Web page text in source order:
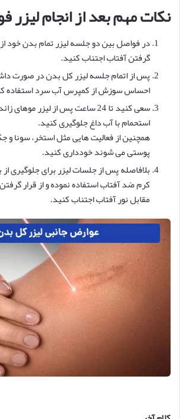
نکات مهم بعد از انجام لیزر
در فواصل بین دو جلسه لیزر تمام بدن خود
گرفتن آفتاب اجتناب کنید.
پس از اتمام جلسه لیزر کل بدن در صورت
احساس سوزش از کمپرس آب سرد استفاده
سعی کنید تا 24 ساعت پس از لیزر
استحمام با آب داغ جلوگیری کنید.
همچنین از فعالیت هایی مثل استخر، سونا
پوستی می شوند خودداری کنید.
بلافاصله پس از جلسات لیزر برای جلوگیری
کرم ضد آفتاب استفاده نموده و از قرار
مقابل نور آفتاب اجتناب کنید.